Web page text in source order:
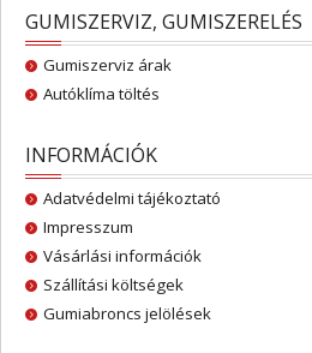
GUMISZERVIZ, GUMISZERELÉS
Gumiszerviz árak
Autóklíma töltés
INFORMÁCIÓK
Adatvédelmi tájékoztató
Impresszum
Vásárlási információk
Szállítási költségek
Gumiabroncs jelölések